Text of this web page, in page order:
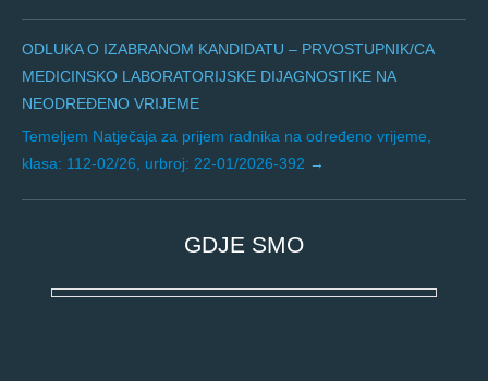
ODLUKA O IZABRANOM KANDIDATU – PRVOSTUPNIK/CA
MEDICINSKO LABORATORIJSKE DIJAGNOSTIKE NA
NEODREĐENO VRIJEME
Temeljem Natječaja za prijem radnika na određeno vrijeme,
klasa: 112-02/26, urbroj: 22-01/2026-392
GDJE SMO